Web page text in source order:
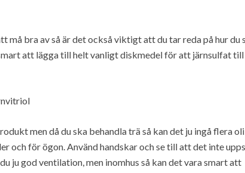
må bra av så är det också viktigt att du tar reda på hur du
att lägga till helt vanligt diskmedel för att järnsulfat
men då du ska behandla trä så kan det ju ingå flera
och för ögon. Använd handskar och se till att det inte
ju god ventilation, men inomhus så kan det vara smart att